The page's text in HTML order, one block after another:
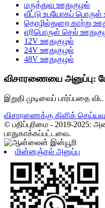
மருத்துவ ஊதுகுழல்
வீட்டு உபயோகப் பொருள்
தொழில்துறை காற்று
எரிபொருள் செல்
12V ஊதுகுழல்
24V ஊதுகுழல்
48V ஊதுகுழல்
விசாரணையை அனுப்பு:
இறுதி முடிவைப் பார்ப்பதை
விசாரணைக்கு கிளிக்
© பதிப்புரிமை - 2019-2025:
பாதுகாக்கப்பட்டவை.
மின்னஞ்சல் அனுப்பு